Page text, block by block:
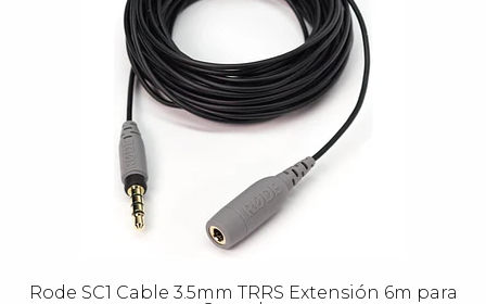
Rode SC1 Cable 3.5mm TRRS Extensión 6m para